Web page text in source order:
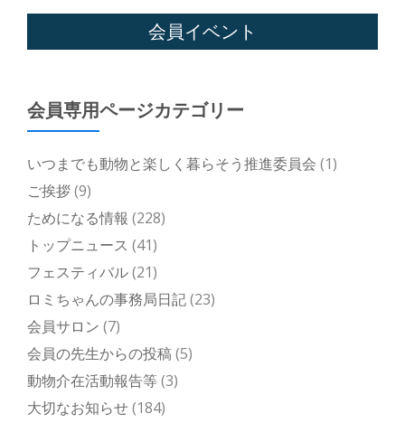
会員イベント
会員専用ページカテゴリー
いつまでも動物と楽しく暮らそう推進委員会 (1)
ご挨拶(9)
ためになる情報 (228)
トップニュース (41)
フェスティバル(21)
ロミちゃんの事務局日記(23)
会員サロン (7)
会員の先生からの投稿(5)
動物介在活動報告等(3)
大切なお知らせ(184)